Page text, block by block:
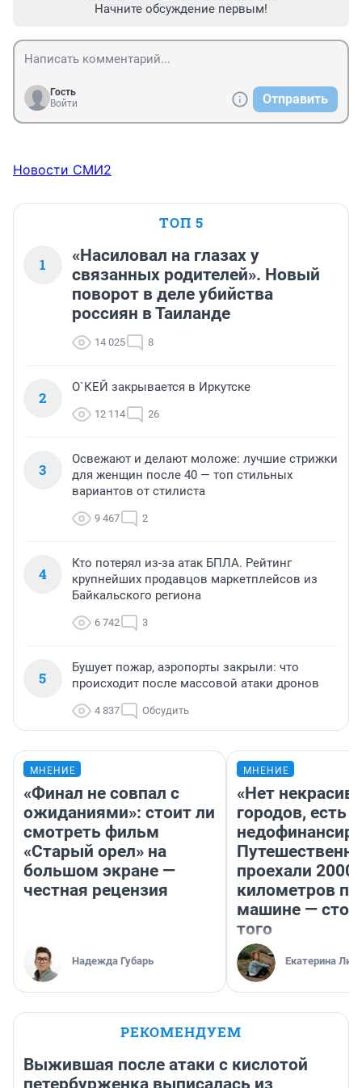
Начните обсуждение первым!
Гость
Войти
Отправить
Новости СМИ2
ТОП 5
1
«Насиловал на глазах у
связанных родителей». Новый
поворот в деле убийства
россиян в Таиланде
14 025 8
2
О`КЕЙ закрывается в Иркутске
12 114 26
3
Освежают и делают моложе: лучшие стрижки
для женщин после 40 — топ стильных
вариантов от стилиста
9 467 2
4
Кто потерял из-за атак БПЛА. Рейтинг
крупнейших продавцов маркетплейсов из
Байкальского региона
6 742 3
5
Бушует пожар, аэропорты закрыли: что
происходит после массовой атаки дронов
4 837 Обсудить
МНЕНИЕ
«Финал не совпал с
ожиданиями»: стоит ли
смотреть фильм
«Старый орел» на
большом экране —
честная рецензия
Надежда Губарь
МНЕНИЕ
«Нет
городов, есть
проехали 2000
километров по
машине —
того
Екатерина
РЕКОМЕНДУЕМ
Выжившая после атаки с кислотой
петербурженка выписалась из